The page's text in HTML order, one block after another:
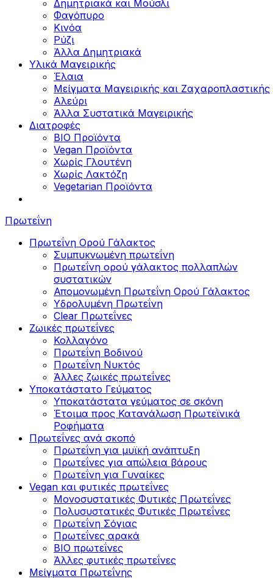
Δημητριακά και Μούσλι
Φαγόπυρο
Κινόα
Ρύζι
Άλλα Δημητριακά
Υλικά Μαγειρικής
Έλαια
Μείγματα Μαγειρικής και Ζαχαροπλαστικής
Αλεύρι
Άλλα Συστατικά Μαγειρικής
Διατροφές
BIO Προϊόντα
Vegan Προϊόντα
Χωρίς Γλουτένη
Χωρίς Λακτόζη
Vegetarian Προϊόντα
Πρωτεΐνη
Πρωτεΐνη Ορού Γάλακτος
Συμπυκνωμένη πρωτεΐνη
Πρωτεΐνη ορού γάλακτος πολλαπλών
συστατικών
Απομονωμένη Πρωτεΐνη Ορού Γάλακτος
Υδρολυμένη Πρωτεΐνη
Clear Πρωτεΐνες
Ζωικές πρωτεΐνες
Κολλαγόνο
Πρωτεΐνη Βοδινού
Πρωτεΐνη Νυκτός
Άλλες ζωικές πρωτεΐνες
Υποκατάστατο Γεύματος
Υποκατάστατα γεύματος σε σκόνη
Έτοιμα προς Κατανάλωση Πρωτεϊνικά
Ροφήματα
Πρωτεΐνες ανά σκοπό
Πρωτεΐνη για μυϊκή ανάπτυξη
Πρωτεΐνες για απώλεια βάρους
Πρωτεΐνη για Γυναίκες
Vegan και φυτικές πρωτεΐνες
Μονοσυστατικές Φυτικές Πρωτεΐνες
Πολυσυστατικές Φυτικές Πρωτεΐνες
Πρωτεΐνη Σόγιας
Πρωτεΐνες αρακά
ΒIO πρωτεΐνες
Άλλες φυτικές πρωτεΐνες
Μείγματα Πρωτεΐνης